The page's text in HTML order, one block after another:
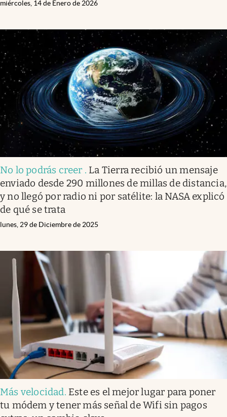
miércoles, 14 de Enero de 2026
No lo podrás creer . La Tierra recibió un mensaje
enviado desde 290 millones de millas de distancia,
y no llegó por radio ni por satélite: la NASA explicó
de qué se trata
lunes, 29 de Diciembre de 2025
Más velocidad. Este es el mejor lugar para poner
tu módem y tener más señal de Wifi sin pagos